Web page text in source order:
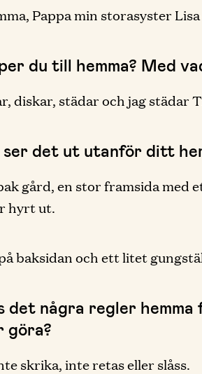
Pappa min storasyster
du till hemma? Med
diskar, städar och jag städar
det ut utanför ditt
gård, en stor framsida med
hyrt ut.
baksidan och ett litet
det några regler hemma
göra?
skrika, inte retas eller slåss.